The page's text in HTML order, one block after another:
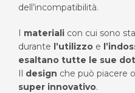
dell’incompatibilità.
I materiali con cui sono
durante l’utilizzo e
esaltano tutte le sue
Il design che può piacere
super innovativo.